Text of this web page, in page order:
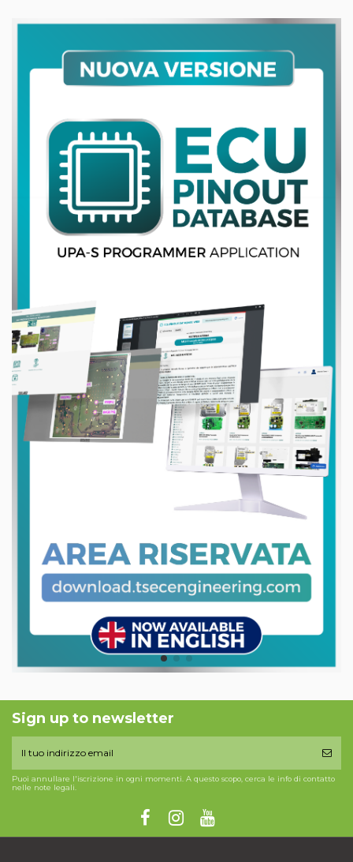
Sign up to newsletter
Puoi annullare l'iscrizione in ogni momenti. A questo scopo, cerca le info di contatto
nelle note legali.